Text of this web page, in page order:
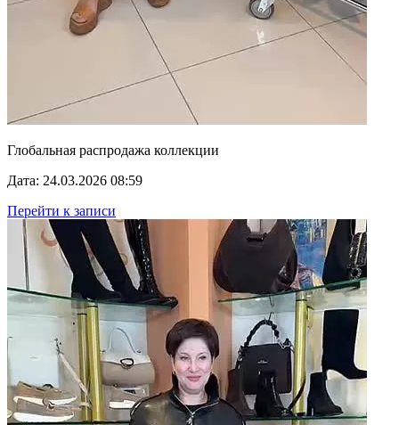
Глобальная распродажа коллекции
Дата: 24.03.2026 08:59
Перейти к записи